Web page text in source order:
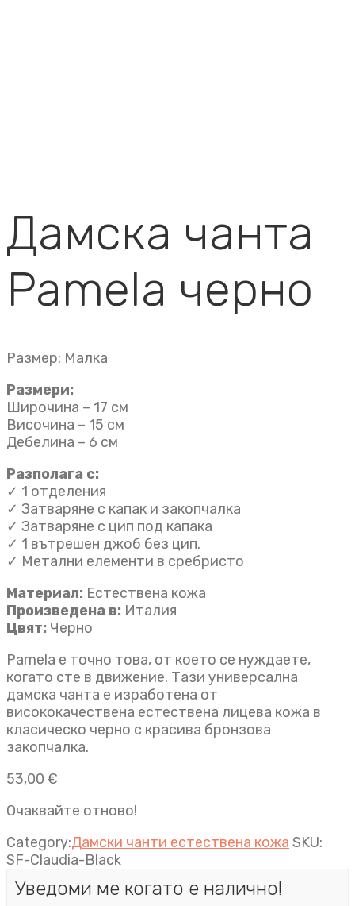
Дамска чанта
Pamela черно
Размер: Малка
Размери:
Широчина – 17 см
Височина – 15 см
Дебелина – 6 см
Разполага с:
✓ 1 отделения
✓ Затваряне с капак и закопчалка
✓ Затваряне с цип под капака
✓ 1 вътрешен джоб без цип.
✓ Метални елементи в сребристо
Материал: Естествена кожа
Произведена в: Италия
Цвят: Черно
Pamela е точно това, от което се нуждаете,
когато сте в движение. Тази универсална
дамска чанта e изработена от
висококачествена естествена лицева кожа в
класическо черно с красива бронзова
закопчалка.
53,00 €
Очаквайте отново!
Category:Дамски чанти естествена кожа SKU:
SF-Claudia-Black
Уведоми ме когато е налично!